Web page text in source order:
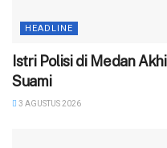
HEADLINE
‎Istri Polisi di Medan
Suami
3 AGUSTUS 2026